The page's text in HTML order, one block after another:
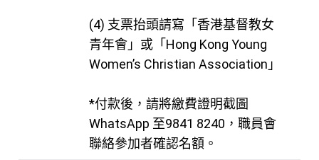
(4) 支票抬頭請寫「香港基督教女
青年會」或「Hong Kong Young
Women’s Christian Association」
*付款後，請將繳費證明截圖
WhatsApp 至9841 8240，職員會
聯絡參加者確認名額。